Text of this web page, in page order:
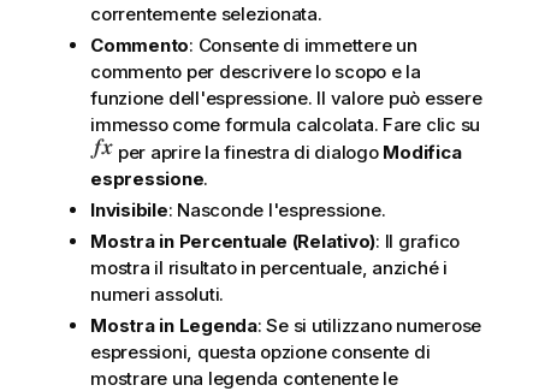
correntemente selezionata.
Commento: Consente di immettere un
commento per descrivere lo scopo e la
funzione dell'espressione. Il valore può essere
immesso come formula calcolata. Fare clic su
per aprire la finestra di dialogo Modifica
espressione.
Invisibile: Nasconde l'espressione.
Mostra in Percentuale (Relativo): Il grafico
mostra il risultato in percentuale, anziché i
numeri assoluti.
Mostra in Legenda: Se si utilizzano numerose
espressioni, questa opzione consente di
mostrare una legenda contenente le